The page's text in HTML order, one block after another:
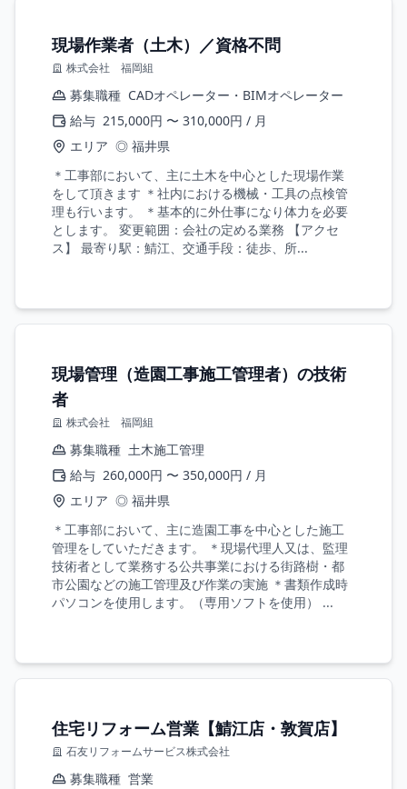
現場作業者（土木）／資格不問
株式会社 福岡組
募集職種 CADオペレーター・BIMオペレーター
給与 215,000円 〜 310,000円 / 月
エリア ◎ 福井県
＊工事部において、主に土木を中心とした現場作業
をして頂きます ＊社内における機械・工具の点検管
理も行います。 ＊基本的に外仕事になり体力を必要
とします。 変更範囲：会社の定める業務 【アクセ
ス】 最寄り駅：鯖江、交通手段：徒歩、所...
現場管理（造園工事施工管理者）の技術
者
株式会社 福岡組
募集職種 土木施工管理
給与 260,000円 〜 350,000円 / 月
エリア ◎ 福井県
＊工事部において、主に造園工事を中心とした施工
管理をしていただきます。 ＊現場代理人又は、監理
技術者として業務する公共事業における街路樹・都
市公園などの施工管理及び作業の実施 ＊書類作成時
パソコンを使用します。（専用ソフトを使用） ...
住宅リフォーム営業【鯖江店・敦賀店】
石友リフォームサービス株式会社
募集職種 営業